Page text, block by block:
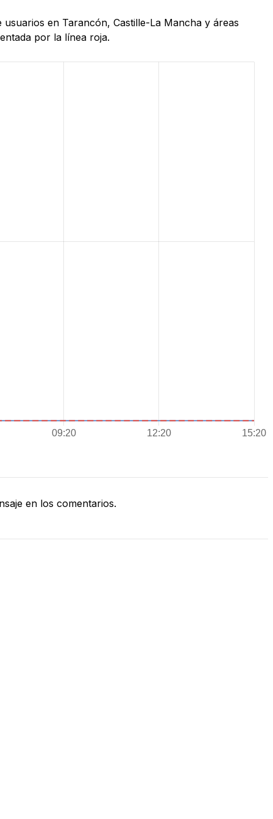
en Tarancón, Castille-La Mancha y áreas
por la línea roja.
en los comentarios.